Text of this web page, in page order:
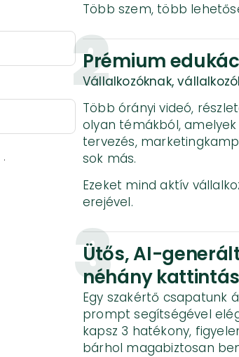
.
Több szem, több
Prémium
Vállalkozóknak,
Több órányi videó,
olyan témákból,
tervezés,
sok más.
Ezeket mind aktív
erejével.
2
Ütős, AI-
néhány
Egy szakértő csapatunk
prompt segítségével
kapsz 3 hatékony,
bárhol magabiztosan
3